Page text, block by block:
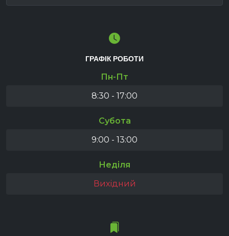
ГРАФІК РОБОТИ
Пн-Пт
8:30 - 17:00
Субота
9:00 - 13:00
Неділя
Вихідний